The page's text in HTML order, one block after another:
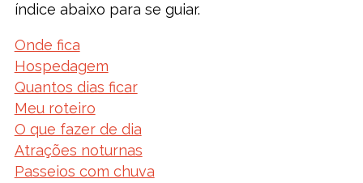
índice abaixo para se guiar.
Onde fica
Hospedagem
Quantos dias ficar
Meu roteiro
O que fazer de dia
Atrações noturnas
Passeios com chuva